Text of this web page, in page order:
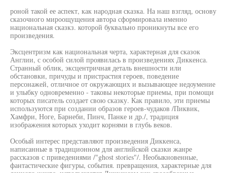
роной такой ее аспект, как народная сказка. На наш взгляд, основу
сказочного мироощущения автора сформировала именно
национальная сказкз. которой буквально проникнуты все его
произведения.
Эксцентризм как национальная черта, характерная для сказок
Англии, с особой силой проявилась в произведениях Диккенса.
Странный облик, эксцентричная деталь внешности или
обстановки, причуды и пристрастия героев, поведение
персонажей, отличное от окружающих и вызывающее недоумение
и улыбку одновременно - таковы некоторые приемы, при помощи
которых писатель создает свою сказку. Как правило, эти приемы
используются при создании образов героев-чудаков /Пиквик,
Хамфри, Ноге, Барнеби, Пинч, Панке и др./, традиция
изображения которых уходит корнями в глубь веков.
Особый интерес представляют произведения Диккенса,
написанные в традиционном для английской сказки жанре
рассказов с приведениями /"ghost stories"/. Необыкновенные,
фантастические фигуры, события. превращения, характерные для